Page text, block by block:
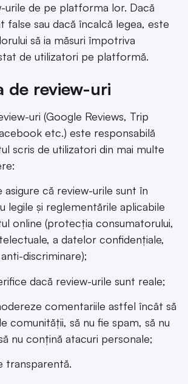
urile de pe platforma lor. Dacă
false sau dacă încalcă legea, este
să ia măsuri împotriva
de utilizatori pe platformă.
de review-uri
uri (Google Reviews, Trip
etc.) este responsabilă
scris de utilizatori din mai multe
că review-urile sunt în
legile și reglementările aplicabile
online (protecția consumatorului,
a datelor confidențiale,
discriminare);
dacă review-urile sunt reale;
comentariile astfel încât să
comunității, să nu fie spam, să nu
nu conțină atacuri personale;
transparentă.